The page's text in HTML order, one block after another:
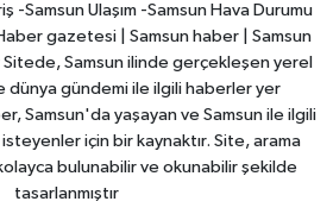
-Samsun Ulaşım -Samsun Hava Durumu
gazetesi | Samsun haber | Samsun
Samsun ilinde gerçekleşen yerel
dünya gündemi ile ilgili haberler yer
Samsun'da yaşayan ve Samsun ile ilgili
için bir kaynaktır. Site, arama
bulunabilir ve okunabilir şekilde
tasarlanmıştır